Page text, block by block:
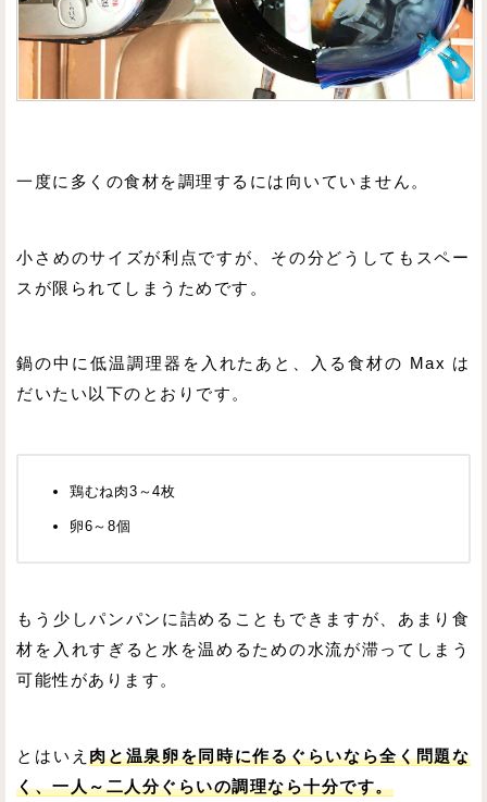
一度に多くの食材を調理するには向いていません。
小さめのサイズが利点ですが、その分どうしてもスペー
スが限られてしまうためです。
鍋の中に低温調理器を入れたあと、入る食材の Max は
だいたい以下のとおりです。
鶏むね肉3～4枚
卵6～8個
もう少しパンパンに詰めることもできますが、あまり食
材を入れすぎると水を温めるための水流が滞ってしまう
可能性があります。
とはいえ肉と温泉卵を同時に作るぐらいなら全く問題な
く、一人～二人分ぐらいの調理なら十分です。